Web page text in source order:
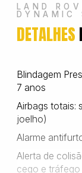
LAND
DYNAMIC
DETALHES
Blindagem
7 anos
Airbags totais:
joelho)
Alarme
Alerta de
cego e